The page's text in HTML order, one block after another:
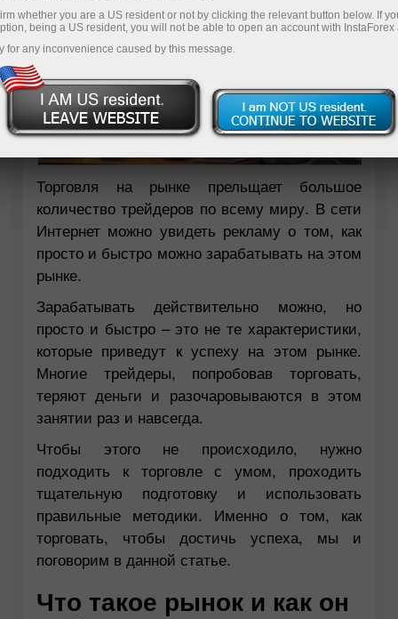
Торговля на рынке прельщает большое
количество трейдеров по всему миру. В сети
Интернет можно увидеть рекламу о том, как
просто и быстро можно зарабатывать на этом
рынке.
Зарабатывать действительно можно, но
просто и быстро – это не те характеристики,
которые приведут к успеху на этом рынке.
Многие трейдеры, попробовав торговать,
теряют деньги и разочаровываются в этом
занятии раз и навсегда.
Чтобы этого не происходило, нужно
подходить к торговле с умом, проходить
тщательную подготовку и использовать
правильные методики. Именно о том, как
торговать, чтобы достичь успеха, мы и
поговорим в данной статье.
Что такое рынок и как он
whether you are a US resident or not by clicking the relevant button below. If
being a US resident, you will not be able to open an account with InstaForex
for any inconvenience caused by this message.